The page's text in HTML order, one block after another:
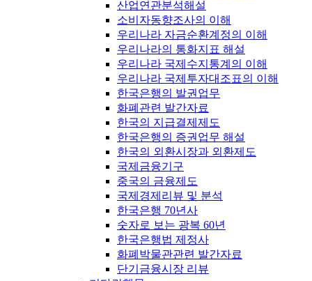
산업연관분석해설
소비자동향조사의 이해
우리나라 자금순환계정의 이해
우리나라의 통화지표 해설
우리나라 국제수지통계의 이해
우리나라 국제투자대조표의 이해
한국은행의 발권업무
화폐관련 발간자료
한국의 지급결제제도
한국은행의 증권업무 해설
한국의 외환시장과 외환제도
국제금융기구
중국의 금융제도
국제경제리뷰 및 분석
한국은행 70년사
숫자로 보는 광복 60년
한국은행법 제정사
화폐박물관관련 발간자료
단기금융시장 리뷰